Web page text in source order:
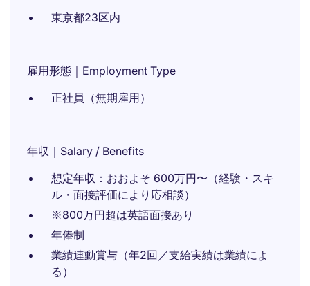
東京都23区内
雇用形態｜Employment Type
正社員（無期雇用）
年収｜Salary / Benefits
想定年収：おおよそ 600万円〜（経験・スキ
ル・面接評価により応相談）
※800万円超は英語面接あり
年俸制
業績連動賞与（年2回／支給実績は業績によ
る）